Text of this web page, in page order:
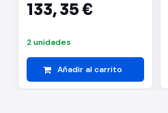
133,35 €
2 unidades
Añadir al carrito